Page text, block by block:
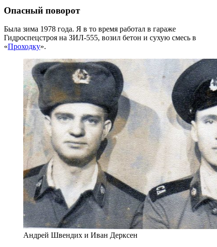
Опасный поворот
Была зима 1978 года. Я в то время работал в гараже
Гидроспецстроя на ЗИЛ-555, возил бетон и сухую смесь в
«Проходку».
Андрей Швендих и Иван Дерксен